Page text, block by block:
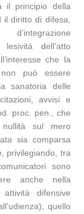
il principio della
diritto di difesa,
lesività dell’atto
che la
può essere
sanatoria delle
avvisi e
proc. pen., che
sul mero
sia comparsa
privilegiando, tra
sono
anche nella
difensive
quello